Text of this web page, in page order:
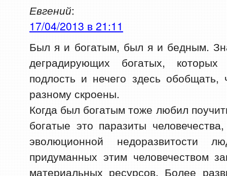
Евгений:
17/04/2013 в 21:11
Был я и богатым, был я и бедным.
деградирующих богатых,
подлость и нечего здесь
разному скроены.
Когда был богатым тоже любил
богатые это паразиты
эволюционной недоразвитости
придуманных этим человечеством
материальных ресурсов. Более